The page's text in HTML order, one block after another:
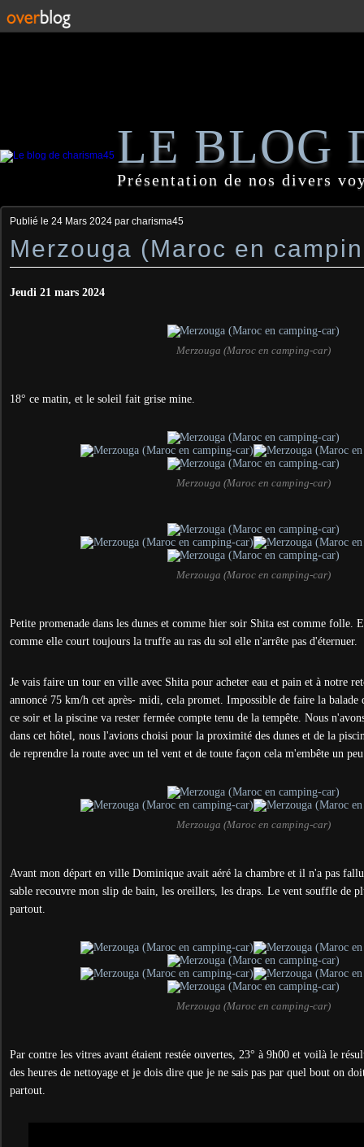
LE BLOG
Présentation de nos divers
Publié le 24 Mars 2024 par charisma45
Merzouga (Maroc en
Jeudi 21 mars 2024
Merzouga (Maroc en camping-car)
18° ce matin, et le soleil fait grise mine.
Merzouga (Maroc en camping-car)
Merzouga (Maroc en camping-car)
Petite promenade dans les dunes et comme hier soir Shita est comme folle.
comme elle court toujours la truffe au ras du sol elle n'arrête pas d'éternuer.
Je vais faire un tour en ville avec Shita pour acheter eau et pain et à notre
annoncé 75 km/h cet après- midi, cela promet. Impossible de faire la balade
ce soir et la piscine va rester fermée compte tenu de la tempête. Nous
dans cet hôtel, nous l'avions choisi pour la proximité des dunes et de la
de reprendre la route avec un tel vent et de toute façon cela m'embête un
Merzouga (Maroc en camping-car)
Avant mon départ en ville Dominique avait aéré la chambre et il n'a pas
sable recouvre mon slip de bain, les oreillers, les draps. Le vent souffle de
partout.
Merzouga (Maroc en camping-car)
Par contre les vitres avant étaient restée ouvertes, 23° à 9h00 et voilà le
des heures de nettoyage et je dois dire que je ne sais pas par quel bout on
partout.